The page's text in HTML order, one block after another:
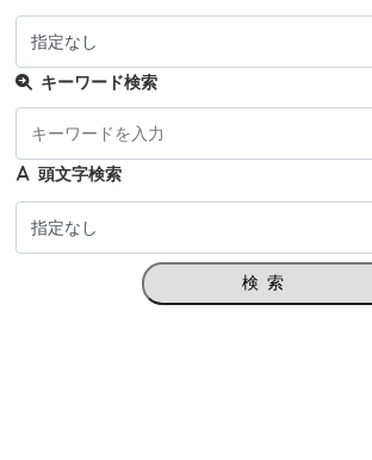
キーワード検索
頭文字検索
検索